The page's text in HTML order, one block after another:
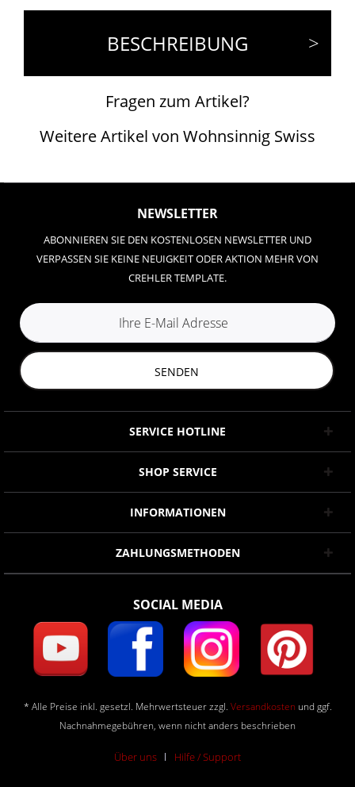
BESCHREIBUNG
Fragen zum Artikel?
Weitere Artikel von Wohnsinnig Swiss
NEWSLETTER
ABONNIEREN SIE DEN KOSTENLOSEN NEWSLETTER UND
VERPASSEN SIE KEINE NEUIGKEIT ODER AKTION MEHR VON
CREHLER TEMPLATE.
SENDEN
SERVICE HOTLINE
SHOP SERVICE
INFORMATIONEN
ZAHLUNGSMETHODEN
SOCIAL MEDIA
* Alle Preise inkl. gesetzl. Mehrwertsteuer zzgl. Versandkosten und ggf.
Nachnahmegebühren, wenn nicht anders beschrieben
Über uns Hilfe / Support